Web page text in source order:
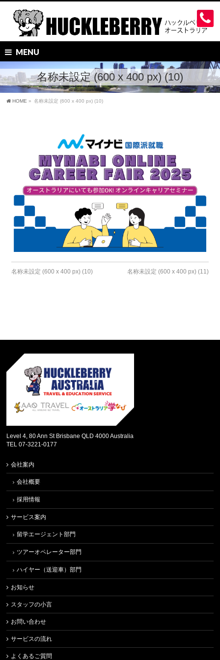
MENU
名称未設定 (600 x 400 px) (10)
HOME » 名称未設定 (600 x 400 px) (10)
名称未設定 (600 x 400 px) (10) 名称未設定 (600 x 400 px) (11)
Level 4, 80 Ann St Brisbane QLD 4000 Australia
TEL 07-3221-0177
会社案内
会社概要
採用情報
サービス案内
留学エージェント部門
ツアーオペレーター部門
ハイヤー（送迎車）部門
お知らせ
スタッフの小言
お問い合わせ
サービスの流れ
よくあるご質問